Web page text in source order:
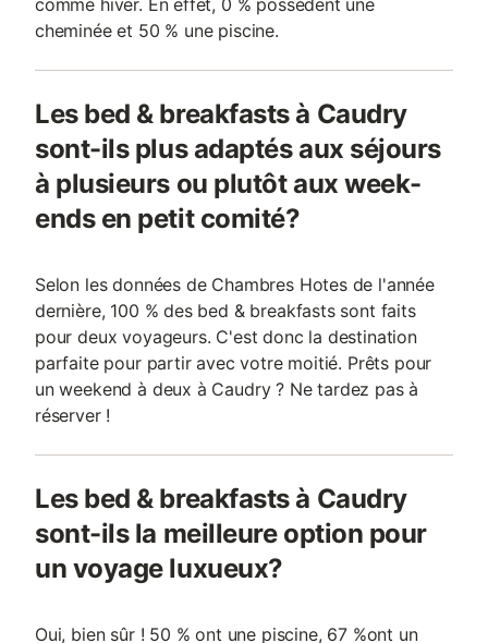
comme hiver. En effet, 0 % possèdent une
cheminée et 50 % une piscine.
Les bed & breakfasts à Caudry
sont-ils plus adaptés aux séjours
à plusieurs ou plutôt aux week-
ends en petit comité?
Selon les données de Chambres Hotes de l'année
dernière, 100 % des bed & breakfasts sont faits
pour deux voyageurs. C'est donc la destination
parfaite pour partir avec votre moitié. Prêts pour
un weekend à deux à Caudry ? Ne tardez pas à
réserver !
Les bed & breakfasts à Caudry
sont-ils la meilleure option pour
un voyage luxueux?
Oui, bien sûr ! 50 % ont une piscine, 67 %ont un